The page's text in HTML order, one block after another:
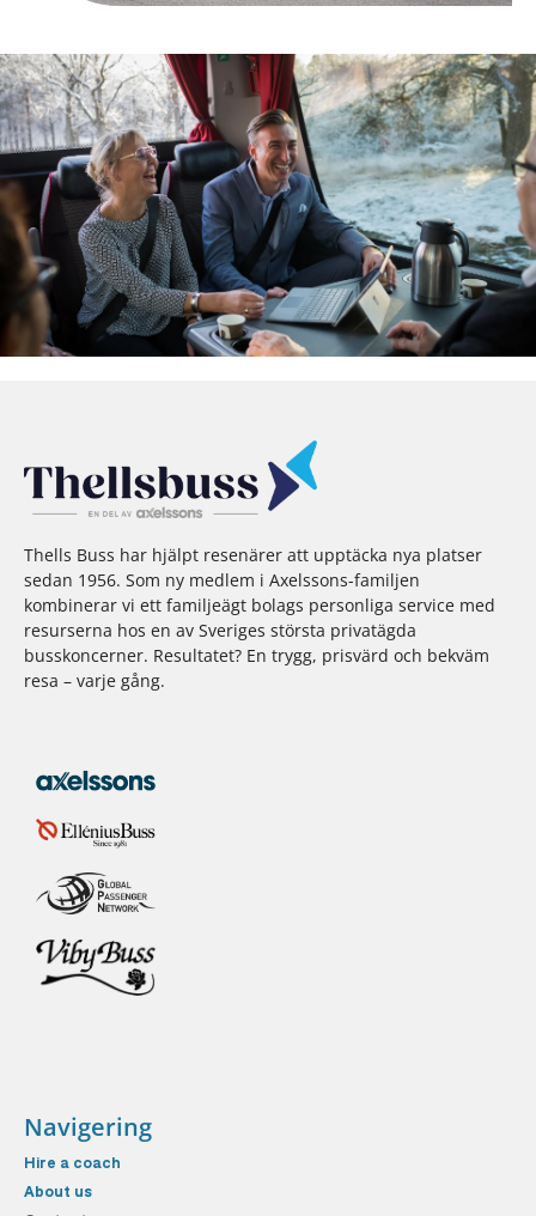
Thells Buss har hjälpt resenärer att upptäcka nya platser
sedan 1956. Som ny medlem i Axelssons-familjen
kombinerar vi ett familjeägt bolags personliga service med
resurserna hos en av Sveriges största privatägda
busskoncerner. Resultatet? En trygg, prisvärd och bekväm
resa – varje gång.
Navigering
Hire a coach
About us